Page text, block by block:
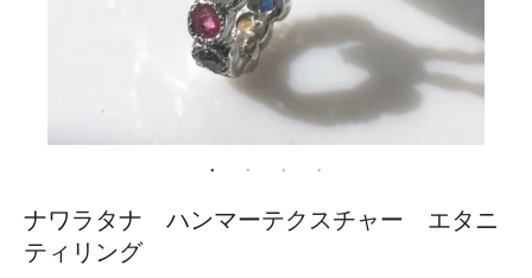
ナワラタナ ハンマーテクスチャー エタニ
ティリング